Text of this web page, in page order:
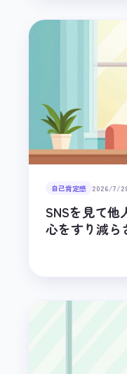
自己肯定感 2026/7/
SNSを見て他
心をすり減ら